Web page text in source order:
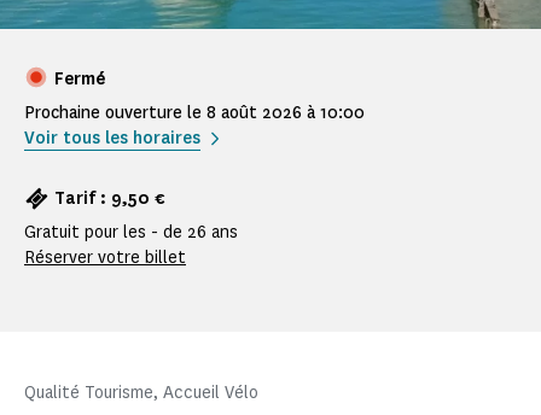
Fermé
Prochaine ouverture le 8 août 2026 à 10:00
Voir tous les horaires
Tarif : 9,50 €
Gratuit pour les - de 26 ans
Réserver votre billet
Qualité Tourisme, Accueil Vélo